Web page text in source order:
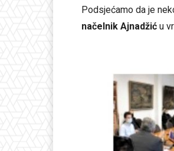
Podsjećamo da je
načelnik Ajnadžić u